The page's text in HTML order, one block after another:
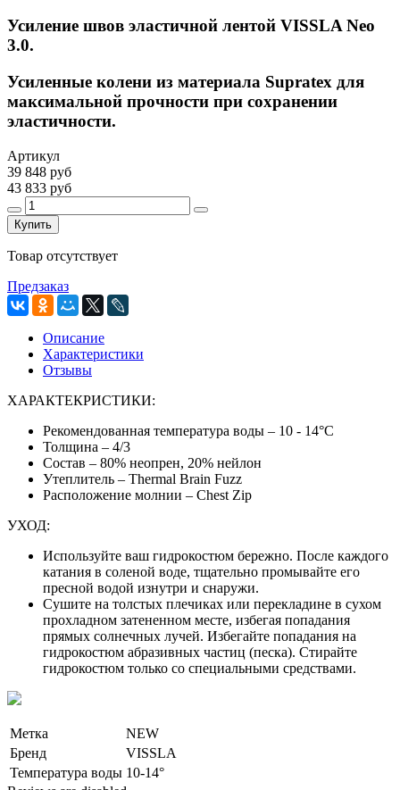
Усиление швов эластичной лентой VISSLA Neo
3.0.
Усиленные колени из материала Supratex для
максимальной прочности при сохранении
эластичности.
Артикул
39 848 руб
43 833 руб
Купить
Товар отсутствует
Предзаказ
Описание
Характеристики
Отзывы
ХАРАКТЕКРИСТИКИ:
Рекомендованная температура воды – 10 - 14°C
Толщина – 4/3
Состав – 80% неопрен, 20% нейлон
Утеплитель – Thermal Brain Fuzz
Расположение молнии – Chest Zip
УХОД:
Используйте ваш гидрокостюм бережно. После каждого
катания в соленой воде, тщательно промывайте его
пресной водой изнутри и снаружи.
Сушите на толстых плечиках или перекладине в сухом
прохладном затененном месте, избегая попадания
прямых солнечных лучей. Избегайте попадания на
гидрокостюм абразивных частиц (песка). Стирайте
гидрокостюм только со специальными средствами.
Метка
NEW
Бренд
VISSLA
Температура воды 10-14°